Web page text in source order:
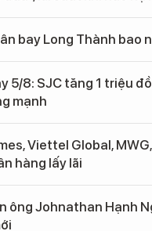
bay Long Thành bao
5/8: SJC tăng 1 triệu
mạnh
Viettel Global,
hàng lấy lãi
ông Johnathan Hạnh